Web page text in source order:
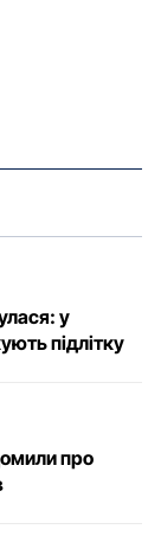
у
підлітку
про